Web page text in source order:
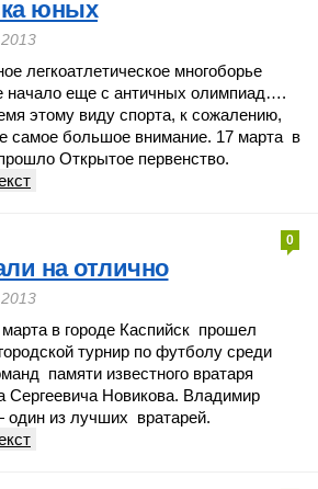
юных
легкоатлетическое многоборье
начало еще с античных олимпиад….
этому виду спорта, к сожалению,
самое большое внимание. 17 марта в
Открытое первенство.
0
на отлично
в городе Каспийск прошел
турнир по футболу среди
памяти известного вратаря
Сергеевича Новикова. Владимир
один из лучших вратарей.